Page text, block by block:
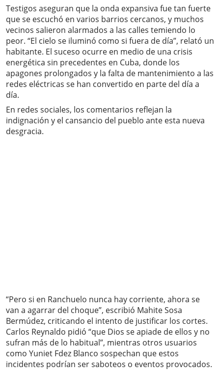
Testigos aseguran que la onda expansiva fue tan fuerte
que se escuchó en varios barrios cercanos, y muchos
vecinos salieron alarmados a las calles temiendo lo
peor. “El cielo se iluminó como si fuera de día”, relató un
habitante. El suceso ocurre en medio de una crisis
energética sin precedentes en Cuba, donde los
apagones prolongados y la falta de mantenimiento a las
redes eléctricas se han convertido en parte del día a
día.
En redes sociales, los comentarios reflejan la
indignación y el cansancio del pueblo ante esta nueva
desgracia.
“Pero si en Ranchuelo nunca hay corriente, ahora se
van a agarrar del choque”, escribió Mahite Sosa
Bermúdez, criticando el intento de justificar los cortes.
Carlos Reynaldo pidió “que Dios se apiade de ellos y no
sufran más de lo habitual”, mientras otros usuarios
como Yuniet Fdez Blanco sospechan que estos
incidentes podrían ser saboteos o eventos provocados.